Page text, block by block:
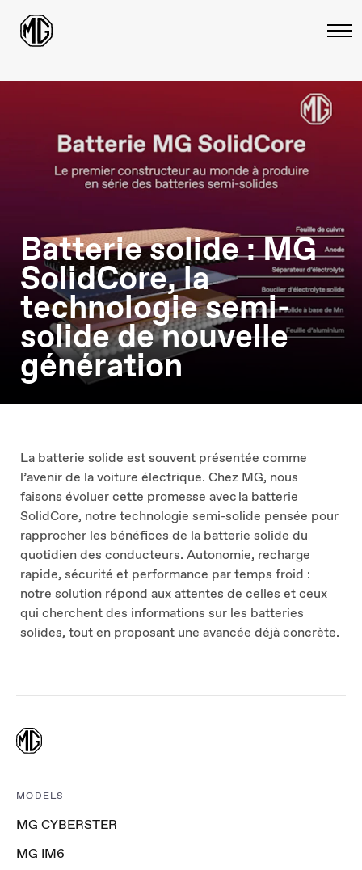
Batterie solide : MG
SolidCore, la
technologie semi-
solide de nouvelle
génération
La batterie solide est souvent présentée comme
l’avenir de la voiture électrique. Chez MG, nous
faisons évoluer cette promesse avec la batterie
SolidCore, notre technologie semi-solide pensée pour
rapprocher les bénéfices de la batterie solide du
quotidien des conducteurs. Autonomie, recharge
rapide, sécurité et performance par temps froid :
notre solution répond aux attentes de celles et ceux
qui cherchent des informations sur les batteries
solides, tout en proposant une avancée déjà concrète.
MODELS
MG CYBERSTER
MG IM6